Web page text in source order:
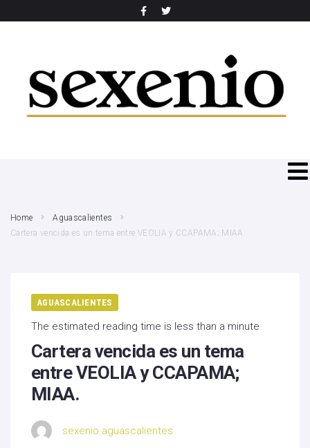
Home
Aguascalientes
Cartera vencida es un tema entre VEOLIA y CCAPAMA; MIAA.
AGUASCALIENTES
The estimated reading time is less than a minute
Cartera vencida es un tema
entre VEOLIA y CCAPAMA;
MIAA.
sexenio aguascalientes
SEARCH THIS WEBSITE